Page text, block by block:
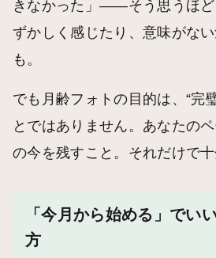
きなかった」——そう思うほ
ずかしく感じたり、意味がな
も。
でも月齢フォトの目的は、“完
とではありません。あなたの
の今を残すこと。それだけで十
「今月から始める」でい
方